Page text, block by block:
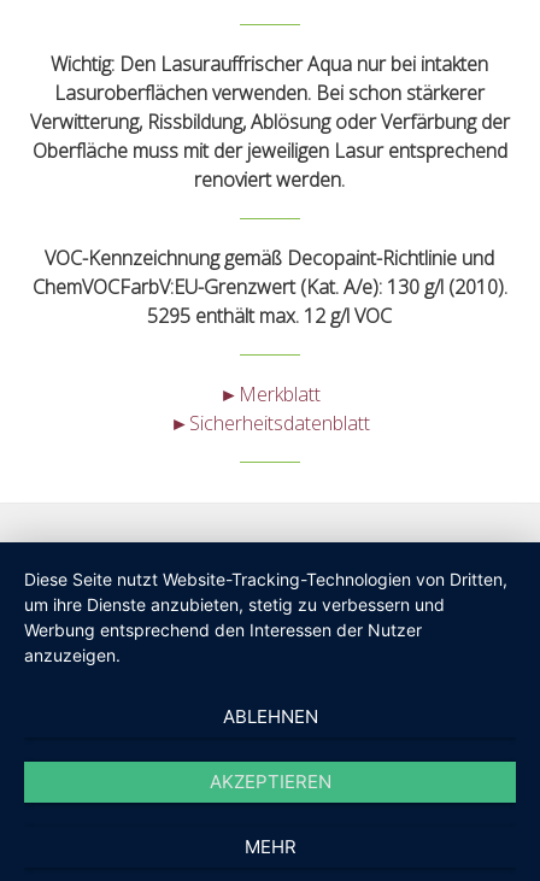
Wichtig: Den Lasurauffrischer Aqua nur bei intakten
Lasuroberflächen verwenden. Bei schon stärkerer
Verwitterung, Rissbildung, Ablösung oder Verfärbung der
Oberfläche muss mit der jeweiligen Lasur entsprechend
renoviert werden.
VOC-Kennzeichnung gemäß Decopaint-Richtlinie und
ChemVOCFarbV:EU-Grenzwert (Kat. A/e): 130 g/l (2010).
5295 enthält max. 12 g/l VOC
►Merkblatt
►Sicherheitsdatenblatt
Diese Seite nutzt Website-Tracking-Technologien von Dritten,
um ihre Dienste anzubieten, stetig zu verbessern und
Werbung entsprechend den Interessen der Nutzer
anzuzeigen.
ABLEHNEN
AKZEPTIEREN
MEHR